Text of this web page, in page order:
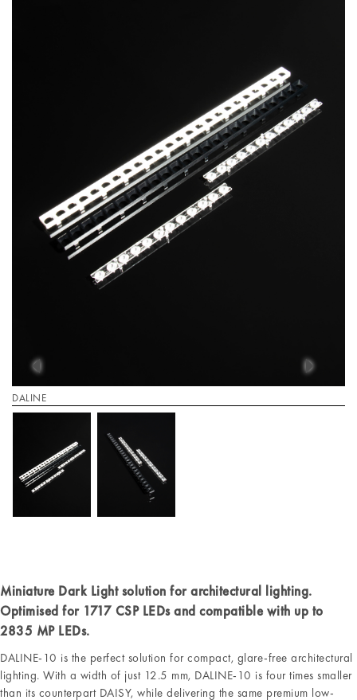
DALINE
Miniature Dark Light solution for architectural lighting.
Optimised for 1717 CSP LEDs and compatible with up to
2835 MP LEDs.
DALINE-10 is the perfect solution for compact, glare-free architectural
lighting. With a width of just 12.5 mm, DALINE-10 is four times smaller
than its counterpart DAISY, while delivering the same premium low-